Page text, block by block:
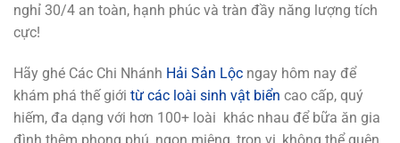
nghỉ 30/4 an toàn, hạnh phúc và tràn đầy năng lượng tích
cực!
Hãy ghé Các Chi Nhánh Hải Sản Lộc ngay hôm nay để
khám phá thế giới từ các loài sinh vật biển cao cấp, quý
hiếm, đa dạng với hơn 100+ loài khác nhau để bữa ăn gia
đình thêm phong phú, ngon miệng, trọn vị, không thể quên